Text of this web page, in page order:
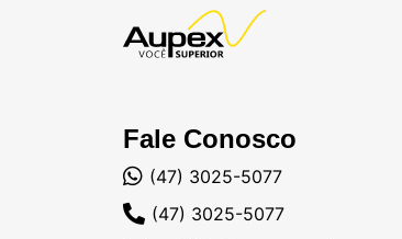
Fale Conosco
(47) 3025-5077
(47) 3025-5077